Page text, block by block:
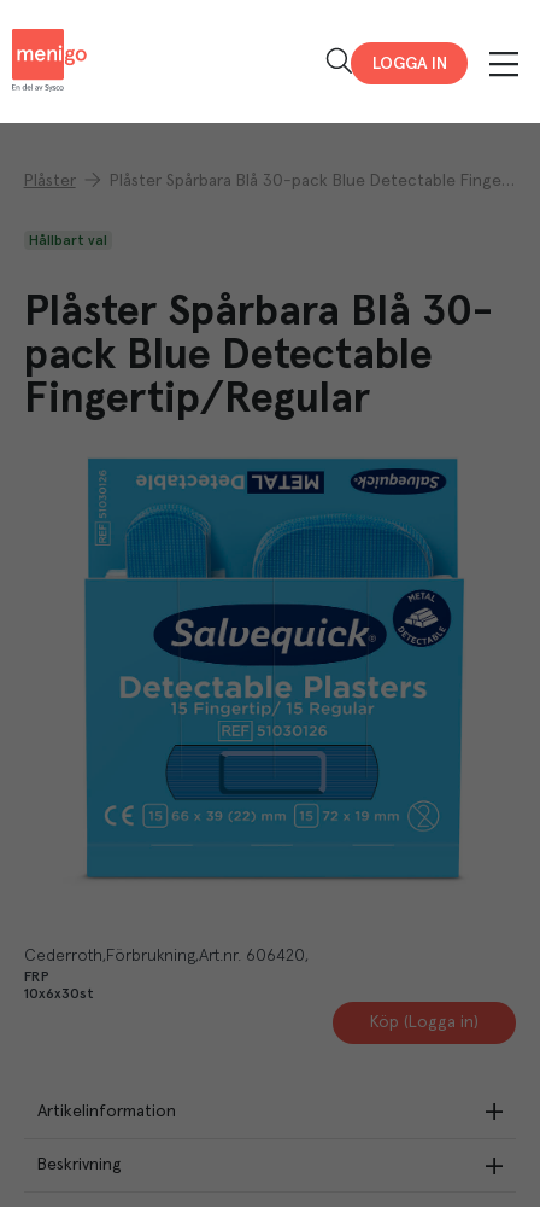
LOGGA IN
Plåster Plåster Spårbara Blå 30-pack Blue Detectable Fingertip/Regular
Hållbart val
Plåster Spårbara Blå 30-
pack Blue Detectable
Fingertip/Regular
Cederroth Förbrukning Art.nr. 606420
FRP
10x6x30st
Köp (Logga in)
Artikelinformation
Beskrivning